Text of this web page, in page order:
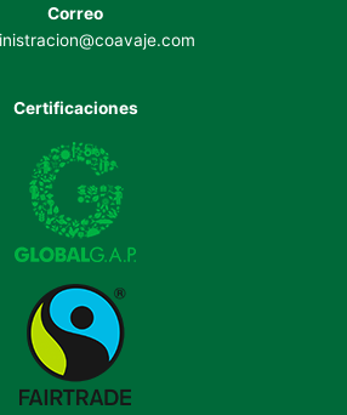
Correo
Certificaciones